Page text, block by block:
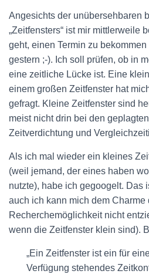
Angesichts der unübersehbaren
„Zeitfensters“ ist mir mittlerweile
geht, einen Termin zu
gestern ;-). Ich soll prüfen, ob in
eine zeitliche Lücke ist. Eine
einem großen Zeitfenster hat
gefragt. Kleine Zeitfenster sind
meist nicht drin bei den
Zeitverdichtung und
Als ich mal wieder ein kleines
(weil jemand, der eines haben
nutzte), habe ich gegoogelt. Das
auch ich kann mich dem Charme
Recherchemöglichkeit nicht
wenn die Zeitfenster klein sind).
„Ein Zeitfenster ist ein für
Verfügung stehendes